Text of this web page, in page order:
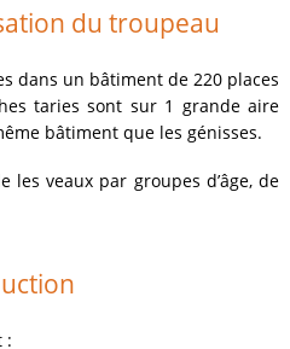
du troupeau
dans un bâtiment de 220 places
taries sont sur 1 grande aire
bâtiment que les génisses.
les veaux par groupes d’âge, de
: